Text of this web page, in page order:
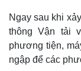
Hồ sơ
Ngay sau khi
thông Vận tải
phương tiện,
ngập để các